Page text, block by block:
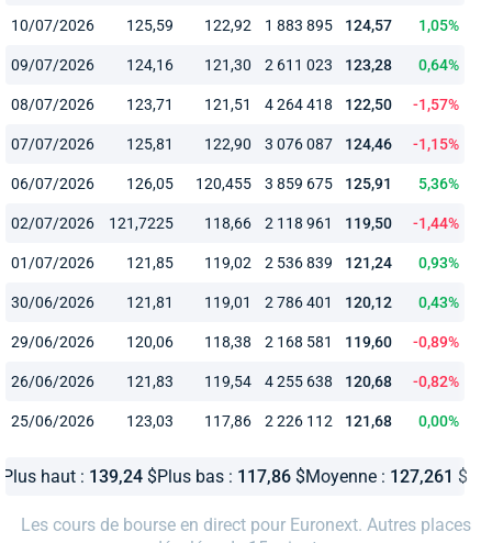
10/07/2026 125,59 122,92 1 883 895 124,57 1,05%
09/07/2026 124,16 121,30 2 611 023 123,28 0,64%
08/07/2026 123,71 121,51 4 264 418 122,50 -1,57%
07/07/2026 125,81 122,90 3 076 087 124,46 -1,15%
06/07/2026 126,05 120,455 3 859 675 125,91 5,36%
02/07/2026 121,7225 118,66 2 118 961 119,50 -1,44%
01/07/2026 121,85 119,02 2 536 839 121,24 0,93%
30/06/2026 121,81 119,01 2 786 401 120,12 0,43%
29/06/2026 120,06 118,38 2 168 581 119,60 -0,89%
26/06/2026 121,83 119,54 4 255 638 120,68 -0,82%
25/06/2026 123,03 117,86 2 226 112 121,68 0,00%
Plus haut : 139,24 $Plus bas : 117,86 $Moyenne : 127,261 $
Les cours de bourse en direct pour Euronext. Autres places